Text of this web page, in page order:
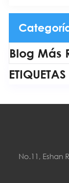
Blog Más
ETIQUETAS
No.11, Eshan